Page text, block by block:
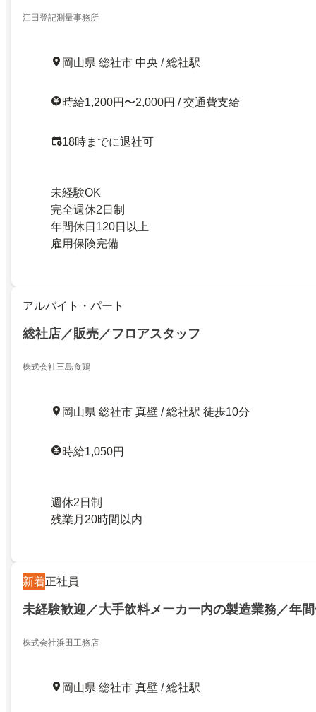
江田登記測量事務所
岡山県 総社市 中央 / 総社駅
時給1,200円〜2,000円 / 交通費支給
18時までに退社可
未経験OK
完全週休2日制
年間休日120日以上
雇用保険完備
アルバイト・パート
総社店／販売／フロアスタッフ
株式会社三島食鶏
岡山県 総社市 真壁 / 総社駅 徒歩10分
時給1,050円
週休2日制
残業月20時間以内
新着正社員
未経験歓迎／大手飲料メーカー内の製造業務／年
株式会社浜田工務店
岡山県 総社市 真壁 / 総社駅